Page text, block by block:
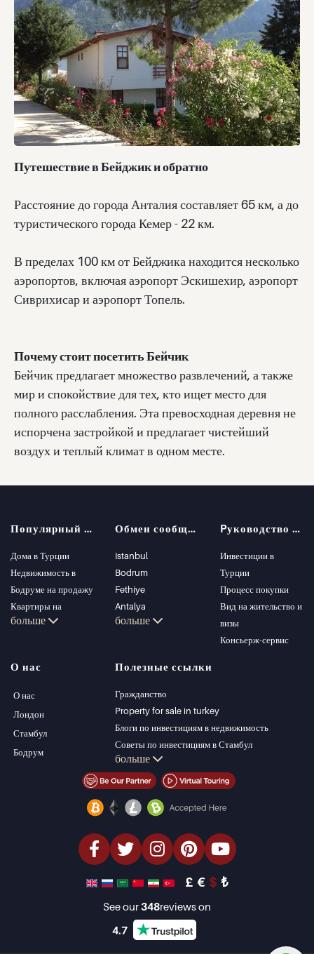
Путешествие в Бейджик и обратно
Расстояние до города Анталия составляет 65 км, а до
туристического города Кемер - 22 км.
В пределах 100 км от Бейджика находится несколько
аэропортов, включая аэропорт Эскишехир, аэропорт
Сиврихисар и аэропорт Топель.
Почему стоит посетить Бейчик
Бейчик предлагает множество развлечений, а также
мир и спокойствие для тех, кто ищет место для
полного расслабления. Эта превосходная деревня не
испорчена застройкой и предлагает чистейший
воздух и теплый климат в одном месте.
Популярный поиск
Дома в Турции
Недвижимость в
Бодруме на продажу
Квартиры на
продажу в Стамбуле
Квартиры на
продажу в Анталии
больше
Обмен сообщениями
Istanbul
Bodrum
Fethiye
Antalya
Kalkan
Bursa
Gocek
Side
Kemer
Dalyan
Izmir
Belek
больше
Pуководство покупателя
Инвестиции в
Турции
Процесс покупки
Вид на жительство и
визы
Консьерж-сервис
О нас
О нас
Лондон
Стамбул
Бодрум
Полезные ссылки
Гражданство
Property for sale in turkey
Блоги по инвестициям в недвижимость
Советы по инвестициям в Стамбул
Управление PT
Стамбул Инвестиции Недвижимость
Недвижимость со скидкой
элитная недвижимость
Инвестиционная недвижимость
проектировать и строить
больше
£ € $ ₺
See our348reviews on
4.7